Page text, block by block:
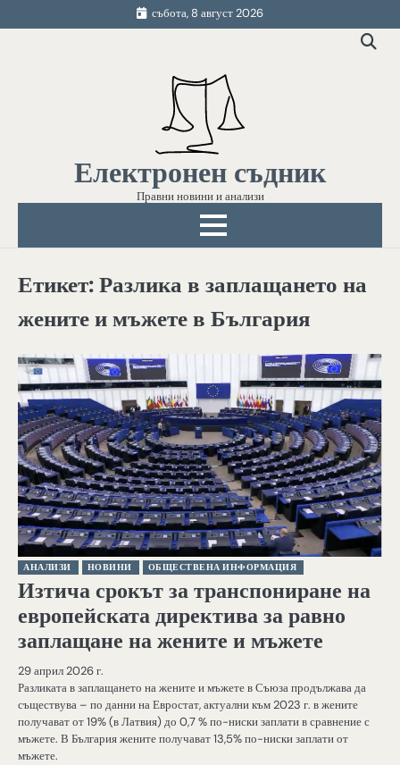
to
събота, 8 август 2026
Електронен съдник
Правни новини и анализи
Етикет:Разлика в заплащането на
жените и мъжете в България
АНАЛИЗИ НОВИНИ ОБЩЕСТВЕНА ИНФОРМАЦИЯ
Изтича срокът за транспониране на
европейската директива за равно
заплащане на жените и мъжете
29 април 2026 г.
Разликата в заплащането на жените и мъжете в Съюза продължава да
съществува – по данни на Евростат, актуални към 2023 г. в жените
получават от 19% (в Латвия) до 0,7 % по-ниски заплати в сравнение с
мъжете. В България жените получават 13,5% по-ниски заплати от
мъжете.